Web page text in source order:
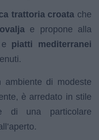
trattoria croata che
e propone alla
e piatti mediterranei
di modeste
è arredato in stile
di una particolare